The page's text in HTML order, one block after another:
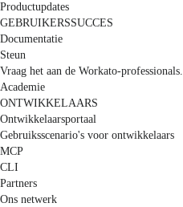
Productupdates
GEBRUIKERSSUCCES
Documentatie
Steun
Vraag het aan de Workato-professionals.
Academie
ONTWIKKELAARS
Ontwikkelaarsportaal
Gebruiksscenario's voor ontwikkelaars
MCP
CLI
Partners
Ons netwerk